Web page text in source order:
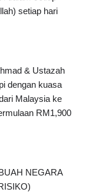
setiap hari
& Ustazah
dengan kuasa
Malaysia ke
RM1,900
NEGARA